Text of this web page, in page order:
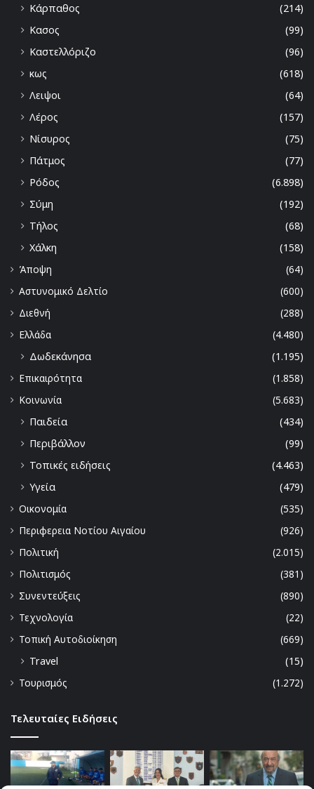
Κάρπαθος
(214)
Κασος
(99)
Καστελλόριζο
(96)
κως
(618)
Λειψοι
(64)
Λέρος
(157)
Νίσυρος
(75)
Πάτμος
(77)
Ρόδος
(6.898)
Σύμη
(192)
Τήλος
(68)
Χάλκη
(158)
Άποψη
(64)
Αστυνομικό Δελτίο
(600)
Διεθνή
(288)
Ελλάδα
(4.480)
Δωδεκάνησα
(1.195)
Επικαιρότητα
(1.858)
Κοινωνία
(5.683)
Παιδεία
(434)
Περιβάλλον
(99)
Τοπικές ειδήσεις
(4.463)
Υγεία
(479)
Οικονομία
(535)
Περιφερεια Νοτίου Αιγαίου
(926)
Πολιτική
(2.015)
Πολιτισμός
(381)
Συνεντεύξεις
(890)
Τεχνολογία
(22)
Τοπική Αυτοδιοίκηση
(669)
Travel
(15)
Τουρισμός
(1.272)
Τελευταίες Ειδήσεις